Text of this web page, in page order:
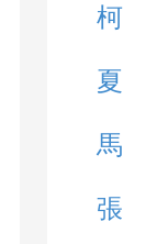
柯
夏
馬
張